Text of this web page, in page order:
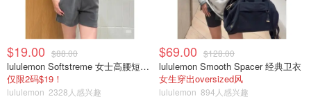
$19.00 $88.00
lululemon Softstreme 女士高腰短裤 10cm
仅限2码$19！
lululemon 2328人感兴趣
$69.00 $128.00
lululemon Smooth Spacer 经典卫衣
女生穿出oversized风
lululemon 894人感兴趣